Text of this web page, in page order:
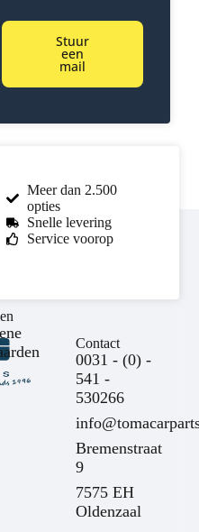
Stuur
een
mail
Meer dan 2.500
opties
Snelle levering
Service voorop
Contact
0031 - (0) -
541 -
530266
Bremenstraat
9
7575 EH
Oldenzaal